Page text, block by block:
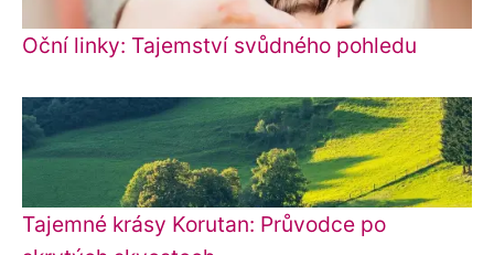
Oční linky: Tajemství svůdného pohledu
Tajemné krásy Korutan: Průvodce po